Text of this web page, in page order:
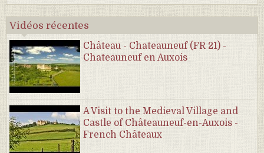
Vidéos récentes
Château - Chateauneuf (FR 21) -
Chateauneuf en Auxois
A Visit to the Medieval Village and
Castle of Châteauneuf-en-Auxois -
French Châteaux